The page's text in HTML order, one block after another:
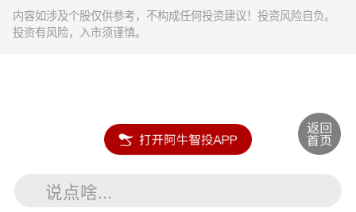
内容如涉及个股仅供参考，不构成任何投资建议！投资风险自负。
投资有风险，入市须谨慎。
说点啥...